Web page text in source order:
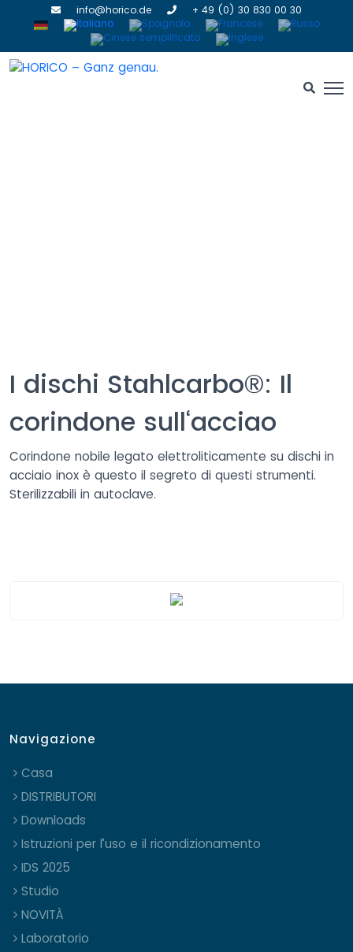
info@horico.de + 49 (0) 30 830 00 30
I dischi Stahlcarbo®: Il
corindone sull‘acciao
Corindone nobile legato elettroliticamente su dischi in
acciaio inox è questo il segreto di questi strumenti.
Sterilizzabili in autoclave.
Navigazione
Casa
DISTRIBUTORI
Downloads
Istruzioni per l’uso e il ricondizionamento
IDS 2025
Studio
NOVITÀ
Laboratorio